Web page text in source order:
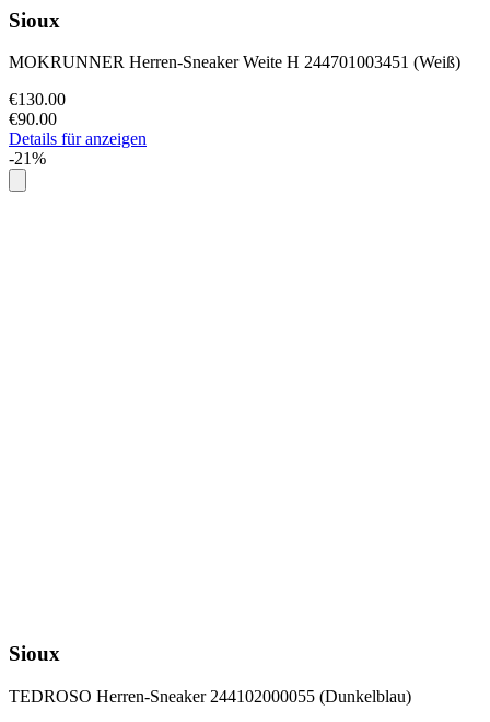
Sioux
MOKRUNNER Herren-Sneaker Weite H 244701003451 (Weiß)
€130.00
€90.00
Details für anzeigen
-21%
Sioux
TEDROSO Herren-Sneaker 244102000055 (Dunkelblau)